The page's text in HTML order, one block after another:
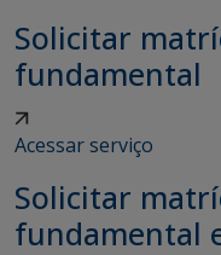
Solicitar
fundamental
Acessar serviço
Solicitar
fundamental